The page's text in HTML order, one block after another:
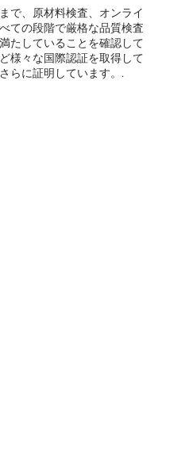
で、原材料検査、オンライ
ての段階で厳格な品質検査
たしていることを確認して
様々な国際認証を取得して
らに証明しています。.